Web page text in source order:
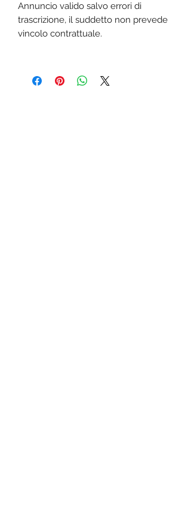
Annuncio valido salvo errori di
trascrizione, il suddetto non prevede
vincolo contrattuale.